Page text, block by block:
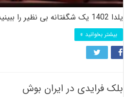
یلدا 1402 یک شگفتانه بی نظیر را ببینید
بیشتر بخوانید »
بلک فرایدی در ایران بوش